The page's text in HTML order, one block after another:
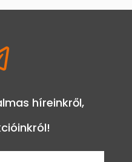
híreinkről,